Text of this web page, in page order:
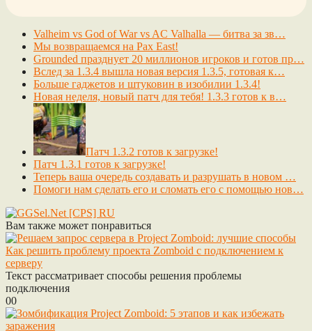
Valheim vs God of War vs AC Valhalla — битва за зв…
Мы возвращаемся на Pax East!
Grounded празднует 20 миллионов игроков и готов пр…
Вслед за 1.3.4 вышла новая версия 1.3.5, готовая к…
Больше гаджетов и штуковин в изобилии 1.3.4!
Новая неделя, новый патч для тебя! 1.3.3 готов к в…
Патч 1.3.2 готов к загрузке!
Патч 1.3.1 готов к загрузке!
Теперь ваша очередь создавать и разрушать в новом …
Помоги нам сделать его и сломать его с помощью нов…
Вам также может понравиться
Как решить проблему проекта Zomboid с подключением к
серверу
Текст рассматривает способы решения проблемы
подключения
00